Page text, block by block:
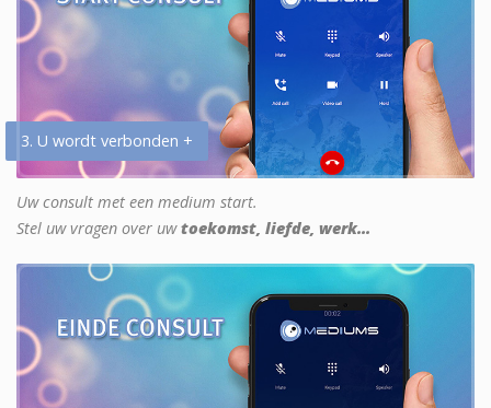
3. U wordt verbonden +
Uw consult met een medium start.
Stel uw vragen over uwtoekomst, liefde, werk...